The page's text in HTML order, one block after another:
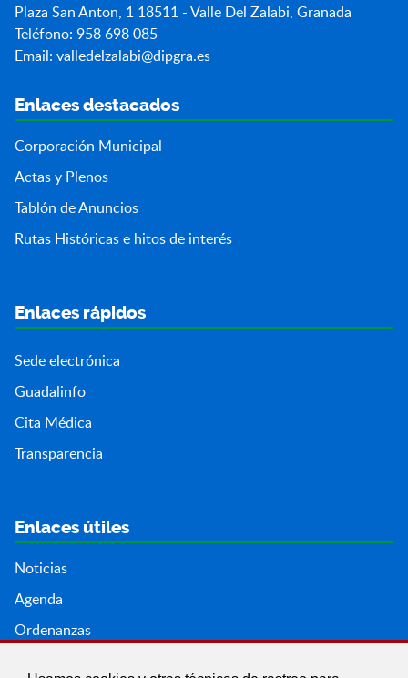
Plaza San Anton, 1 18511 - Valle Del Zalabi, Granada
Teléfono: 958 698 085
Email: valledelzalabi@dipgra.es
Enlaces destacados
Corporación Municipal
Actas y Plenos
Tablón de Anuncios
Rutas Históricas e hitos de interés
Enlaces rápidos
Sede electrónica
Guadalinfo
Cita Médica
Transparencia
Enlaces útiles
Noticias
Agenda
Ordenanzas